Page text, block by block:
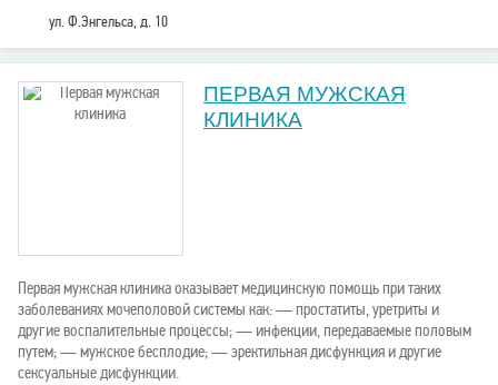
ул. Ф.Энгельса, д. 10
ПЕРВАЯ МУЖСКАЯ
КЛИНИКА
Первая мужская клиника оказывает медицинскую помощь при таких
заболеваниях мочеполовой системы как: — простатиты, уретриты и
другие воспалительные процессы; — инфекции, передаваемые половым
путем; — мужское бесплодие; — эректильная дисфункция и другие
сексуальные дисфункции.